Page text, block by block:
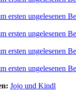
Jojo und Kindl